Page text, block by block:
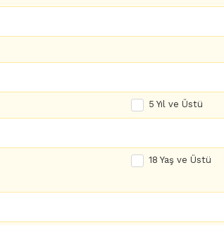
5 Yıl ve Üstü
18 Yaş ve Üstü